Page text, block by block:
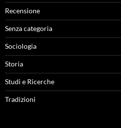
Recensione
Senza categoria
Sociologia
Storia
Studi e Ricerche
Tradizioni